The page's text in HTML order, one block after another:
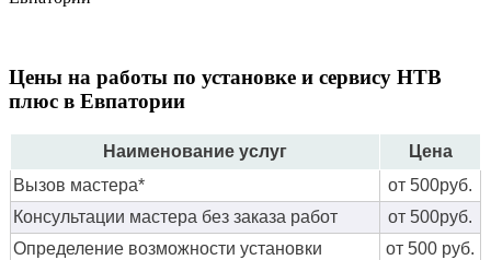
Цены на работы по установке и сервису НТВ
плюс в Евпатории
Наименование услуг
Цена
Вызов мастера*
от 500руб.
Консультации мастера без заказа работ
от 500руб.
Определение возможности установки
от 500 руб.